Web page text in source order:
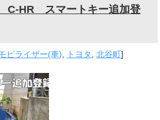
C-HR スマートキー追加登
ビライザー(車), トヨタ,北谷町]